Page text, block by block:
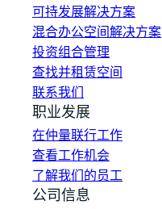
可持发展解决方案
混合办公空间解决方案
投资组合管理
查找并租赁空间
联系我们
职业发展
在仲量联行工作
查看工作机会
了解我们的员工
公司信息